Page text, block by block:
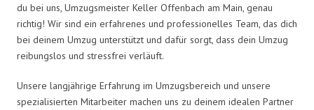
du bei uns, Umzugsmeister Keller Offenbach am Main, genau
richtig! Wir sind ein erfahrenes und professionelles Team, das dich
bei deinem Umzug unterstützt und dafür sorgt, dass dein Umzug
reibungslos und stressfrei verläuft.
Unsere langjährige Erfahrung im Umzugsbereich und unsere
spezialisierten Mitarbeiter machen uns zu deinem idealen Partner